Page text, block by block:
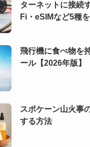
ターネットに接続
Fi・eSIMなど5種
飛行機に食べ物を
ール【2026年版】
スポケーン山火事
する方法